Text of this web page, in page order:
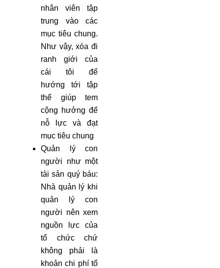
nhân viên tập
trung vào các
mục tiêu chung.
Như vậy, xóa đi
ranh giới của
cái tôi để
hướng tới tập
thể giúp tem
cộng hưởng để
nỗ lực và đạt
mục tiêu chung
Quản lý con
người như một
tài sản quý báu:
Nhà quản lý khi
quản lý con
người nên xem
nguồn lực của
tổ chức chứ
không phải là
khoản chi phí tổ